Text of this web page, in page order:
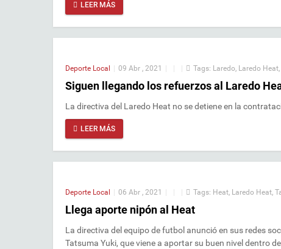
LEER MÁS
Deporte Local 09 Abr , 2021 Tags: Laredo, Laredo Heat,
Siguen llegando los refuerzos al Laredo
La directiva del Laredo Heat no se detiene en la
LEER MÁS
Deporte Local 06 Abr , 2021 Tags: Heat, Laredo Heat,
Llega aporte nipón al Heat
La directiva del equipo de futbol anunció en sus redes
Tatsuma Yuki, que viene a aportar su buen nivel dentro